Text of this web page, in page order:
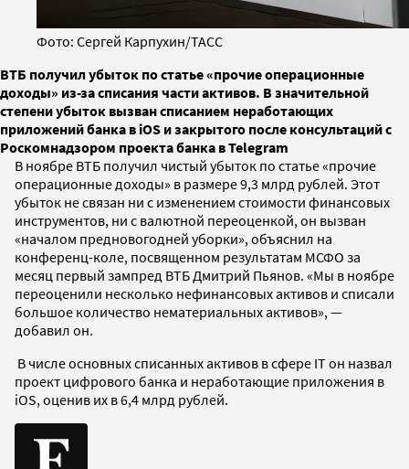
Фото: Сергей Карпухин/ТАСС
ВТБ получил убыток по статье «прочие операционные
доходы» из-за списания части активов. В значительной
степени убыток вызван списанием неработающих
приложений банка в iOS и закрытого после консультаций с
Роскомнадзором проекта банка в Telegram
В ноябре ВТБ получил чистый убыток по статье «прочие
операционные доходы» в размере 9,3 млрд рублей. Этот
убыток не связан ни с изменением стоимости финансовых
инструментов, ни с валютной переоценкой, он вызван
«началом предновогодней уборки», объяснил на
конференц-коле, посвященном результатам МСФО за
месяц первый зампред ВТБ Дмитрий Пьянов. «Мы в ноябре
переоценили несколько нефинансовых активов и списали
большое количество нематериальных активов», —
добавил он.
В числе основных списанных активов в сфере IT он назвал
проект цифрового банка и неработающие приложения в
iOS, оценив их в 6,4 млрд рублей.